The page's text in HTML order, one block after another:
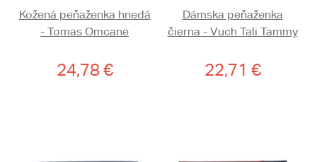
Kožená peňaženka hnedá
- Tomas Omcane
24,78 €
Dámska peňaženka
čierna - Vuch Tali Tammy
22,71 €